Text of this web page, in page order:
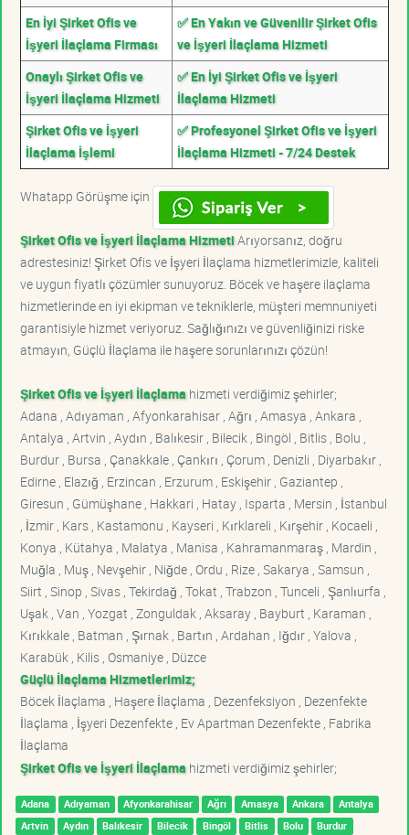
En İyi Şirket Ofis ve
İşyeri İlaçlama Firması
✅ En Yakın ve Güvenilir Şirket Ofis
ve İşyeri İlaçlama Hizmeti
Onaylı Şirket Ofis ve
İşyeri İlaçlama Hizmeti
✅ En İyi Şirket Ofis ve İşyeri
İlaçlama Hizmeti
Şirket Ofis ve İşyeri
İlaçlama İşlemi
✅ Profesyonel Şirket Ofis ve İşyeri
İlaçlama Hizmeti - 7/24 Destek
Whatapp Görüşme için
Şirket Ofis ve İşyeri İlaçlama HizmetiArıyorsanız, doğru
adrestesiniz! Şirket Ofis ve İşyeri İlaçlama hizmetlerimizle, kaliteli
ve uygun fiyatlı çözümler sunuyoruz. Böcek ve haşere ilaçlama
hizmetlerinde en iyi ekipman ve tekniklerle, müşteri memnuniyeti
garantisiyle hizmet veriyoruz. Sağlığınızı ve güvenliğinizi riske
atmayın, Güçlü İlaçlama ile haşere sorunlarınızı çözün!
Şirket Ofis ve İşyeri İlaçlama hizmeti verdiğimiz şehirler;
Adana , Adıyaman , Afyonkarahisar , Ağrı , Amasya , Ankara ,
Antalya , Artvin , Aydın , Balıkesir , Bilecik , Bingöl , Bitlis , Bolu ,
Burdur , Bursa , Çanakkale , Çankırı , Çorum , Denizli , Diyarbakır ,
Edirne , Elazığ , Erzincan , Erzurum , Eskişehir , Gaziantep ,
Giresun , Gümüşhane , Hakkari , Hatay , Isparta , Mersin , İstanbul
, İzmir , Kars , Kastamonu , Kayseri , Kırklareli , Kırşehir , Kocaeli ,
Konya , Kütahya , Malatya , Manisa , Kahramanmaraş , Mardin ,
Muğla , Muş , Nevşehir , Niğde , Ordu , Rize , Sakarya , Samsun ,
Siirt , Sinop , Sivas , Tekirdağ , Tokat , Trabzon , Tunceli , Şanlıurfa ,
Uşak , Van , Yozgat , Zonguldak , Aksaray , Bayburt , Karaman ,
Kırıkkale , Batman , Şırnak , Bartın , Ardahan , Iğdır , Yalova ,
Karabük , Kilis , Osmaniye , Düzce
Güçlü İlaçlama Hizmetlerimiz;
Böcek İlaçlama , Haşere İlaçlama , Dezenfeksiyon , Dezenfekte
İlaçlama , İşyeri Dezenfekte , Ev Apartman Dezenfekte , Fabrika
İlaçlama
Şirket Ofis ve İşyeri İlaçlama hizmeti verdiğimiz şehirler;
Adana Adıyaman Afyonkarahisar Ağrı Amasya Ankara
Antalya
Artvin
Aydın Balıkesir Bilecik Bingöl Bitlis Bolu Burdur